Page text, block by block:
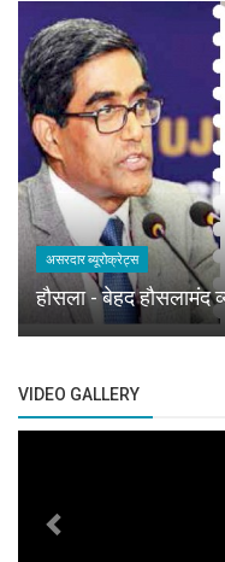
असरदार ब्यूरोक्रेट्स
हौसला - बेहद हौसलामंद
VIDEO GALLERY
Previous